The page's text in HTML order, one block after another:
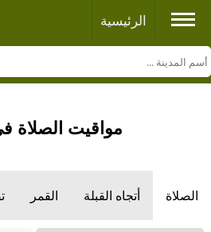
الرئيسية
مواقيت الصلاة
الصلاة أتجاه القبلة القمر